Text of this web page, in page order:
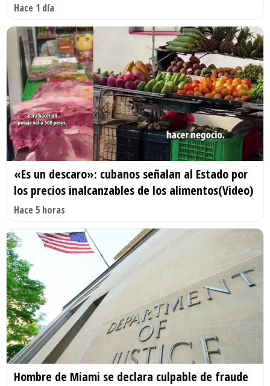
Hace 1 día
«Es un descaro»: cubanos señalan al Estado por
los precios inalcanzables de los alimentos(Video)
Hace 5 horas
Hombre de Miami se declara culpable de fraude